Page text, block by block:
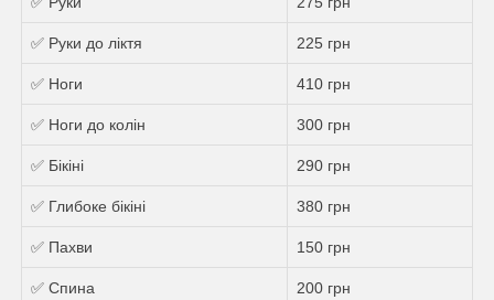
✅ Руки до ліктя 225 грн
✅ Ноги 410 грн
✅ Ноги до колін 300 грн
✅ Бікіні 290 грн
✅ Глибоке бікіні 380 грн
✅ Пахви 150 грн
✅ Спина 200 грн